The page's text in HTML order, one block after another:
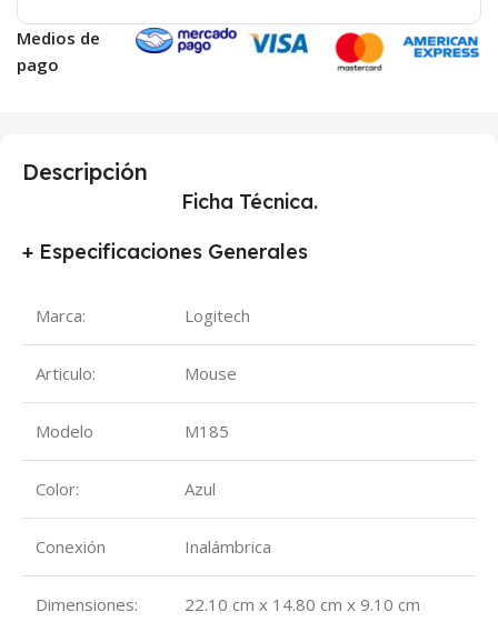
Medios de
pago
Descripción
Ficha Técnica.
+ Especificaciones Generales
Marca: Logitech
Articulo: Mouse
Modelo M185
Color: Azul
Conexión Inalámbrica
Dimensiones: 22.10 cm x 14.80 cm x 9.10 cm